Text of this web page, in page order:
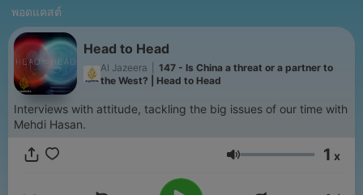
พอดแคสต์
Head to Head
Al Jazeera
147 - Is China a threat or a partner to
the West? | Head to Head
Interviews with attitude, tackling the big issues of our time with
Mehdi Hasan.
ระดับเสียง 1 x